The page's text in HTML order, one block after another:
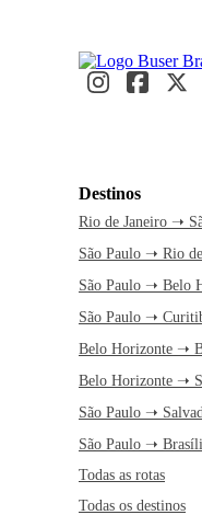
Destinos
Rio de Janeiro ➝
São Paulo ➝ Rio
São Paulo ➝ Belo
São Paulo ➝
Belo Horizonte ➝
Belo Horizonte ➝
São Paulo ➝
São Paulo ➝
Todas as rotas
Todas os destinos